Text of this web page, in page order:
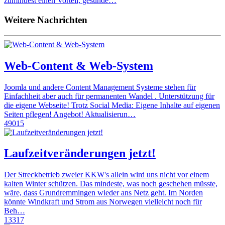
Weitere Nachrichten
Web-Content & Web-System
Joomla und andere Content Management Systeme stehen für
Einfachheit aber auch für permanenten Wandel . Unterstützung für
die eigene Webseite! Trotz Social Media: Eigene Inhalte auf eigenen
Seiten pflegen! Angebot! Aktualisierun…
49015
Laufzeitveränderungen jetzt!
Der Streckbetrieb zweier KKW's allein wird uns nicht vor einem
kalten Winter schützen. Das mindeste, was noch geschehen müsste,
wäre, dass Grundremmingen wieder ans Netz geht. Im Norden
könnte Windkraft und Strom aus Norwegen vielleicht noch für
Beh…
13317